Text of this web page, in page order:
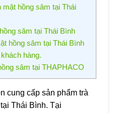
hồng sâm tại Thái
sâm tại Thái Bình
hồng sâm tại Thái Bình
hàng.
sâm tại THAPHACO
cung cấp sản phẩm trà
Thái Bình. Tại